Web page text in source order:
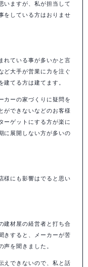
いますが、私が担当して
をしている方はおりませ
れている事が多いかと言
ど大手が営業に力を注ぐ
建てる方は建てます。
カーの家づくりに疑問を
ができないなどのお客様
ーゲットにする方が楽に
に展開しない方が多いの
様にも影響はでると思い
建材屋の経営者と打ち合
きすると、メーカーが苦
声を聞きました。
えできないので、私と話